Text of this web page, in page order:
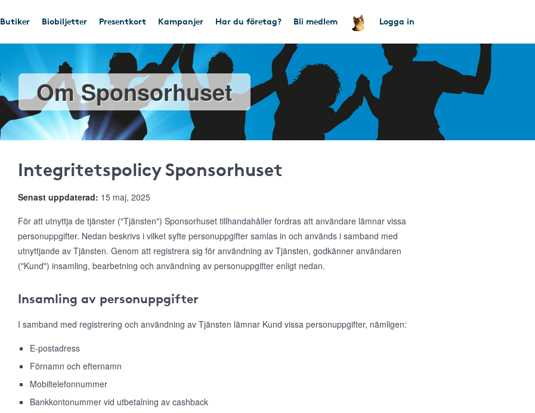
Butiker Biobiljetter Presentkort Kampanjer Har du företag? Bli medlem Logga in
Om Sponsorhuset
Integritetspolicy Sponsorhuset
Senast uppdaterad: 15 maj, 2025
För att utnyttja de tjänster ("Tjänsten") Sponsorhuset tillhandahåller fordras att användare lämnar vissa
personuppgifter. Nedan beskrivs i vilket syfte personuppgifter samlas in och används i samband med
utnyttjande av Tjänsten. Genom att registrera sig för användning av Tjänsten, godkänner användaren
("Kund") insamling, bearbetning och användning av personuppgifter enligt nedan.
Insamling av personuppgifter
I samband med registrering och användning av Tjänsten lämnar Kund vissa personuppgifter, nämligen:
E-postadress
Förnamn och efternamn
Mobiltelefonnummer
Bankkontonummer vid utbetalning av cashback